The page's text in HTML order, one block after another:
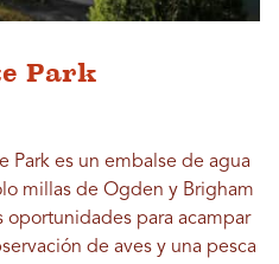
Park
Park es un embalse de agua
millas de Ogden y Brigham
oportunidades para acampar
de aves y una pesca